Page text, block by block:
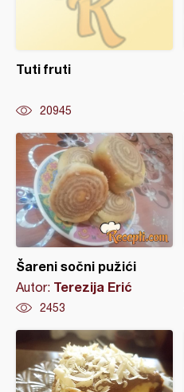
Tuti fruti
20945
Šareni sočni pužići
Autor: Terezija Erić
2453